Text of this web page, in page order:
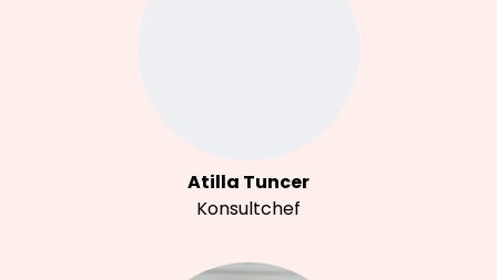
Atilla Tuncer
Konsultchef